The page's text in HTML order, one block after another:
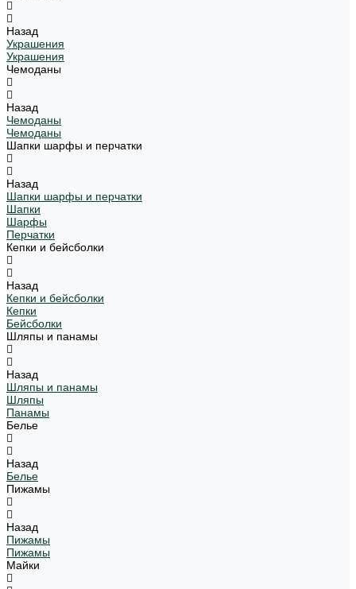
Назад
Украшения
Украшения
Чемоданы
Назад
Чемоданы
Чемоданы
Шапки шарфы и перчатки
Назад
Шапки шарфы и перчатки
Шапки
Шарфы
Перчатки
Кепки и бейсболки
Назад
Кепки и бейсболки
Кепки
Бейсболки
Шляпы и панамы
Назад
Шляпы и панамы
Шляпы
Панамы
Белье
Назад
Белье
Пижамы
Назад
Пижамы
Пижамы
Майки